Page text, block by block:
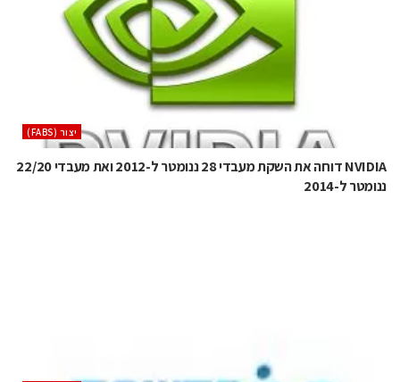
‫יצור (‪(FABS‬‬
NVIDIA דוחה את השקת מעבדי 28 ננומטר ל-2012 ואת מעבדי 22/20
ננומטר ל-2014